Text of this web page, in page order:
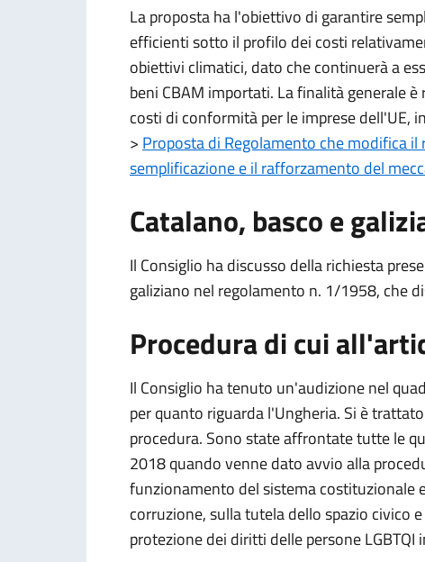
La proposta ha l'obiettivo di garantire
efficienti sotto il profilo dei costi
obiettivi climatici, dato che continuerà a
beni CBAM importati. La finalità generale
costi di conformità per le imprese dell'UE,
> Proposta di Regolamento che modifica
semplificazione e il rafforzamento del
Catalano, basco e
Il Consiglio ha discusso della richiesta
galiziano nel regolamento n. 1/1958, che
Procedura di cui
Il Consiglio ha tenuto un'audizione nel
per quanto riguarda l'Ungheria. Si è
procedura. Sono state affrontate tutte le
2018 quando venne dato avvio alla
funzionamento del sistema costituzionale
corruzione, sulla tutela dello spazio civico
protezione dei diritti delle persone LGBTQI